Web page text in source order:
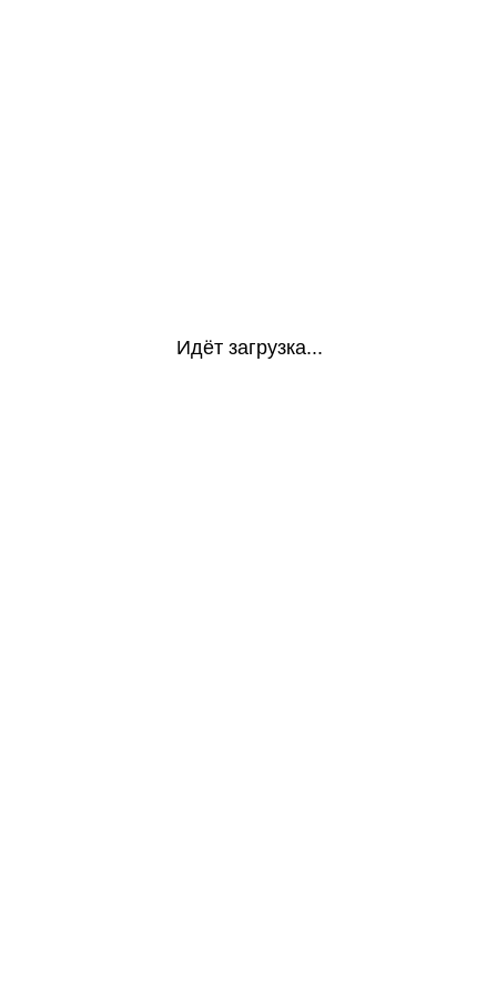
Идёт загрузка...